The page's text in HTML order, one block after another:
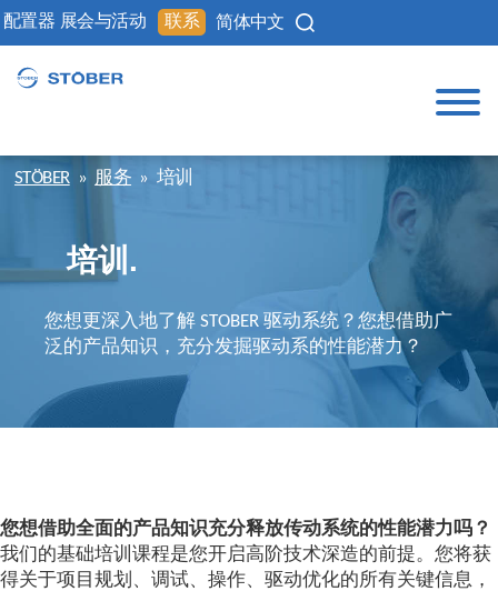
配置器 展会与活动 联系 简体中文
STÖBER » 服务 » 培训
培训.
您想更深入地了解 STOBER 驱动系统？您想借助广
泛的产品知识，充分发掘驱动系的性能潜力？
您想借助全面的产品知识充分释放传动系统的性能潜力吗？
我们的基础培训课程是您开启高阶技术深造的前提。您将获
得关于项目规划、调试、操作、驱动优化的所有关键信息，